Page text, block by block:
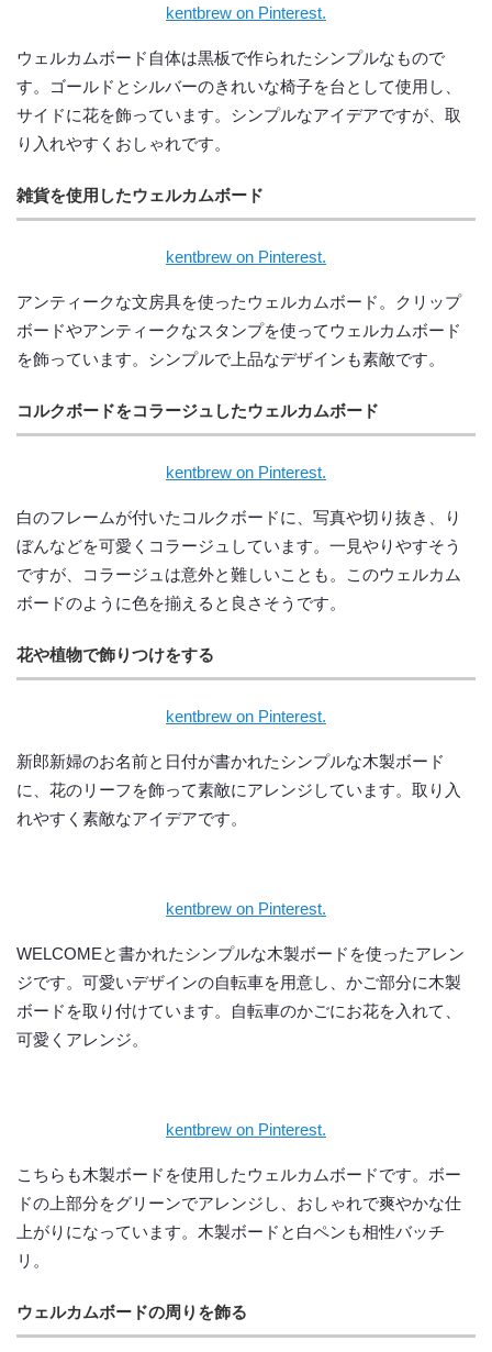
kentbrew on Pinterest.
ウェルカムボード自体は黒板で作られたシンプルなもので
す。ゴールドとシルバーのきれいな椅子を台として使用し、
サイドに花を飾っています。シンプルなアイデアですが、取
り入れやすくおしゃれです。
雑貨を使用したウェルカムボード
kentbrew on Pinterest.
アンティークな文房具を使ったウェルカムボード。クリップ
ボードやアンティークなスタンプを使ってウェルカムボード
を飾っています。シンプルで上品なデザインも素敵です。
コルクボードをコラージュしたウェルカムボード
kentbrew on Pinterest.
白のフレームが付いたコルクボードに、写真や切り抜き、り
ぼんなどを可愛くコラージュしています。一見やりやすそう
ですが、コラージュは意外と難しいことも。このウェルカム
ボードのように色を揃えると良さそうです。
花や植物で飾りつけをする
kentbrew on Pinterest.
新郎新婦のお名前と日付が書かれたシンプルな木製ボード
に、花のリーフを飾って素敵にアレンジしています。取り入
れやすく素敵なアイデアです。
kentbrew on Pinterest.
WELCOMEと書かれたシンプルな木製ボードを使ったアレン
ジです。可愛いデザインの自転車を用意し、かご部分に木製
ボードを取り付けています。自転車のかごにお花を入れて、
可愛くアレンジ。
kentbrew on Pinterest.
こちらも木製ボードを使用したウェルカムボードです。ボー
ドの上部分をグリーンでアレンジし、おしゃれで爽やかな仕
上がりになっています。木製ボードと白ペンも相性バッチ
リ。
ウェルカムボードの周りを飾る